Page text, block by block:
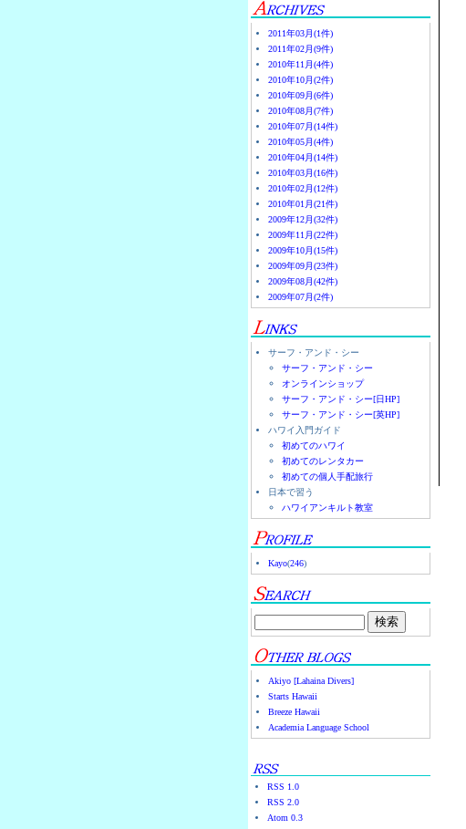
2011年03月(1件)
2011年02月(9件)
2010年11月(4件)
2010年10月(2件)
2010年09月(6件)
2010年08月(7件)
2010年07月(14件)
2010年05月(4件)
2010年04月(14件)
2010年03月(16件)
2010年02月(12件)
2010年01月(21件)
2009年12月(32件)
2009年11月(22件)
2009年10月(15件)
2009年09月(23件)
2009年08月(42件)
2009年07月(2件)
サーフ・アンド・シー
サーフ・アンド・シー
オンラインショップ
サーフ・アンド・シー[日HP]
サーフ・アンド・シー[英HP]
ハワイ入門ガイド
初めてのハワイ
初めてのレンタカー
初めての個人手配旅行
日本で習う
ハワイアンキルト教室
Kayo(246)
Akiyo [Lahaina Divers]
Starts Hawaii
Breeze Hawaii
Academia Language School
RSS 1.0
RSS 2.0
Atom 0.3